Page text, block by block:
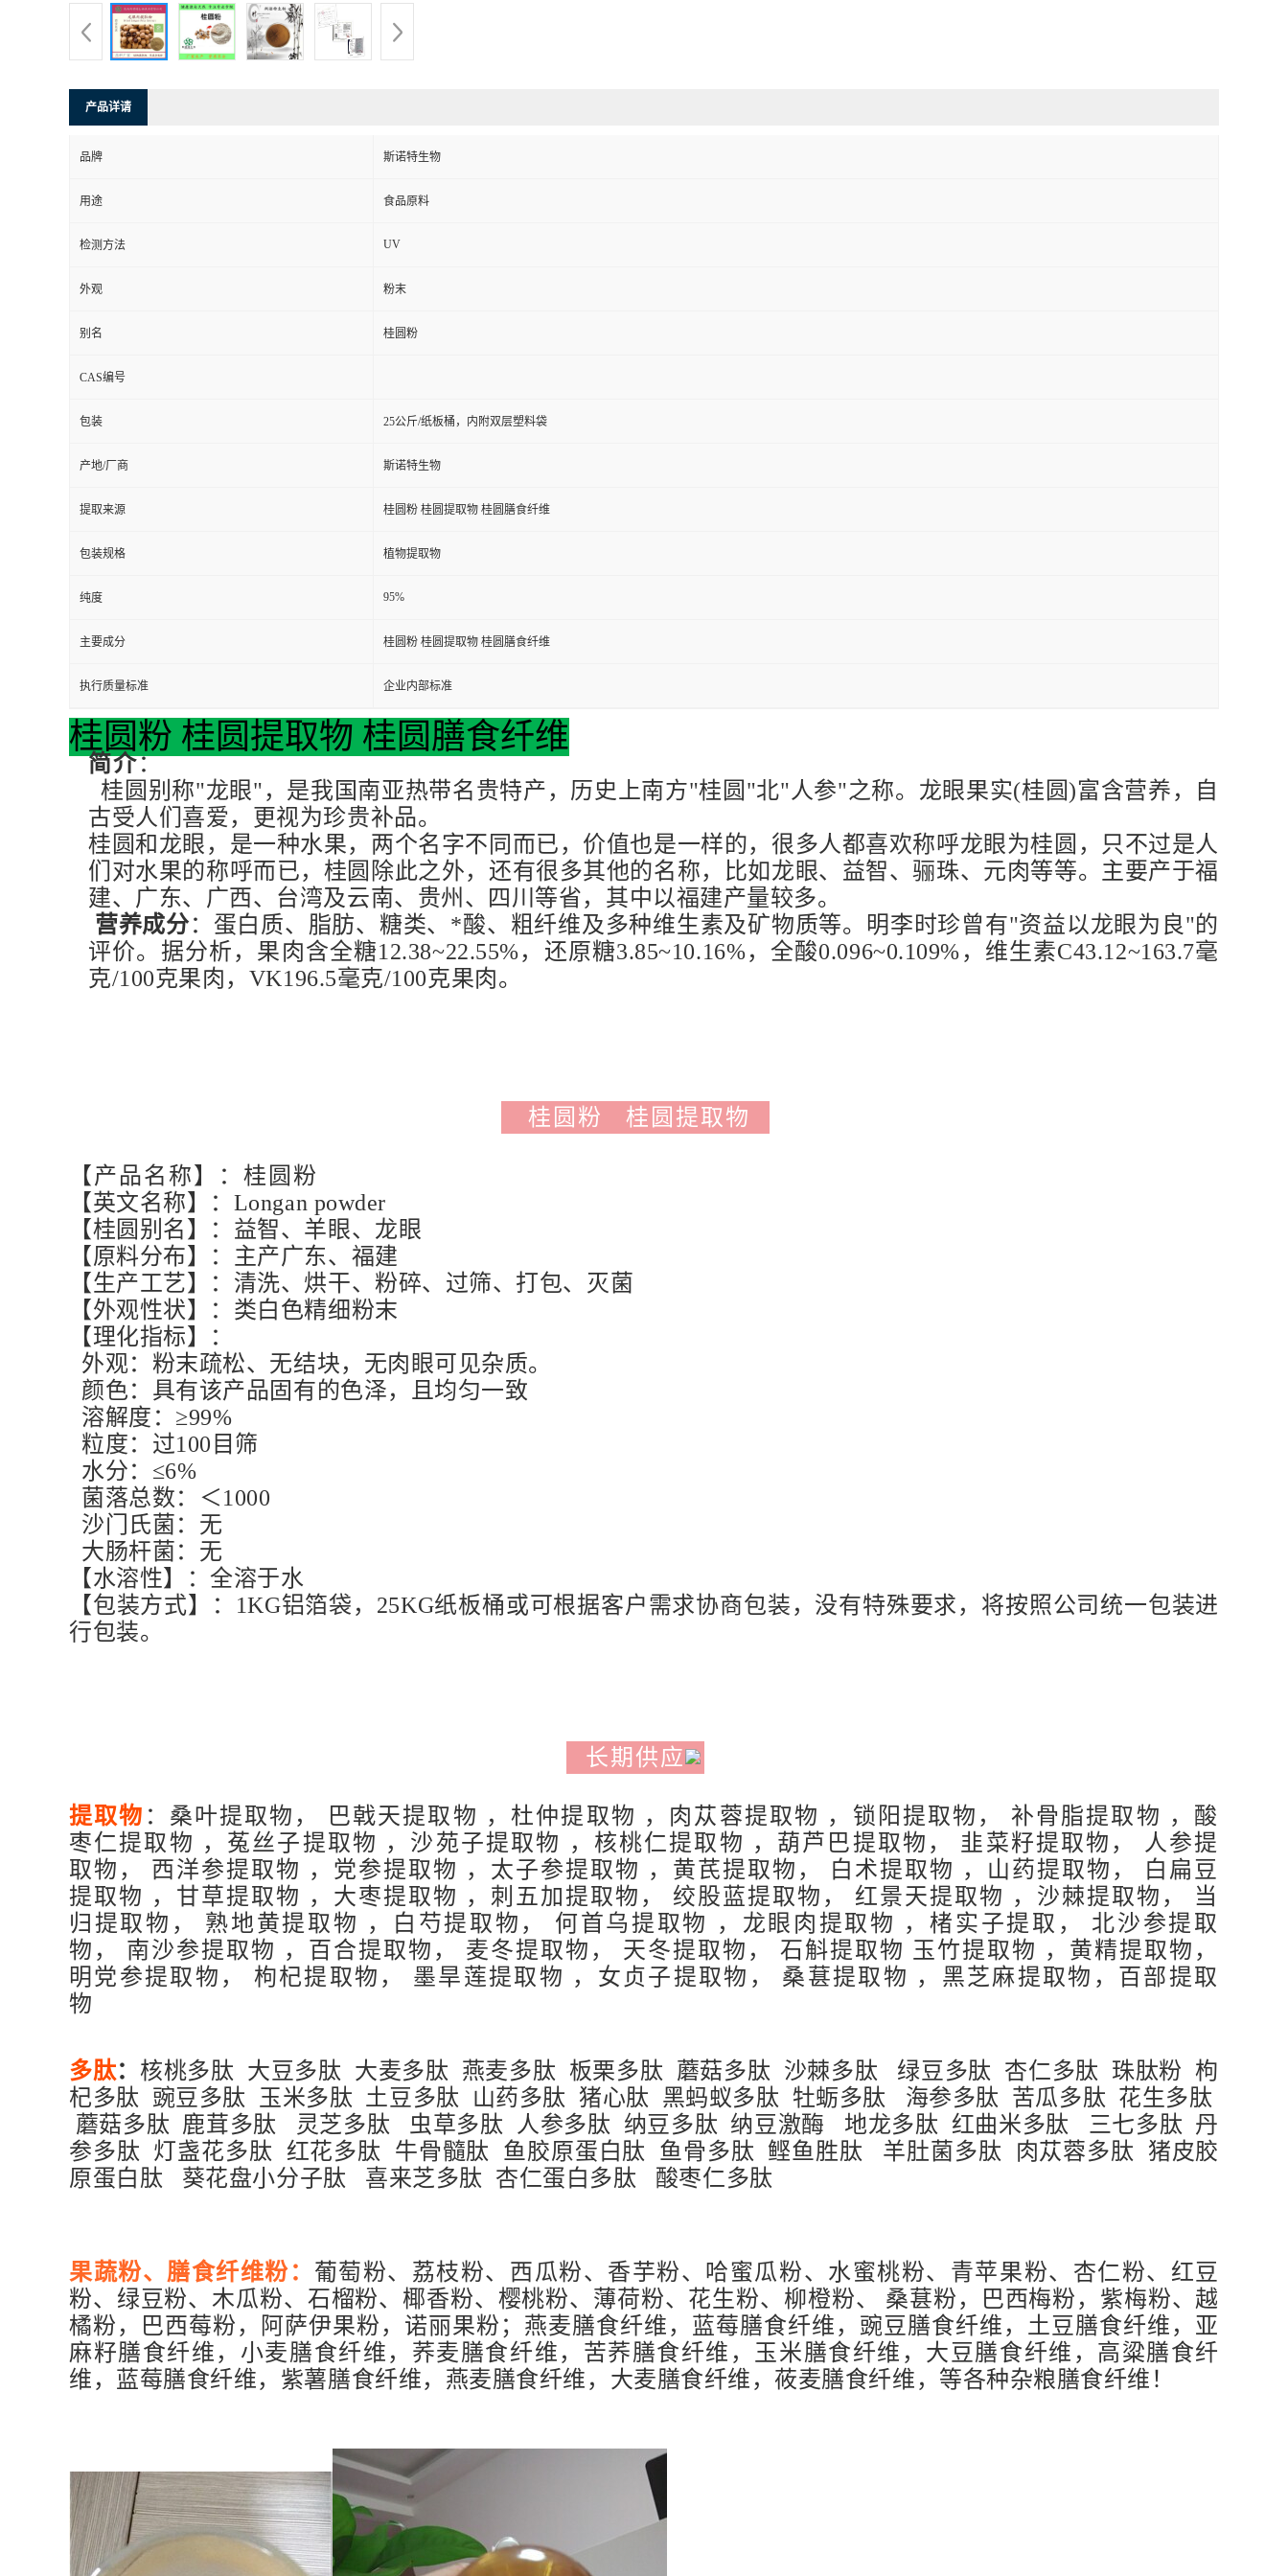
产品详请
品牌 斯诺特生物
用途 食品原料
检测方法 UV
外观 粉末
别名 桂圆粉
CAS编号
包装 25公斤/纸板桶，内附双层塑料袋
产地/厂商 斯诺特生物
提取来源 桂圆粉 桂圆提取物 桂圆膳食纤维
包装规格 植物提取物
纯度 95%
主要成分 桂圆粉 桂圆提取物 桂圆膳食纤维
执行质量标准 企业内部标准
桂圆粉 桂圆提取物 桂圆膳食纤维
简介：
桂圆别称"龙眼"，是我国南亚热带名贵特产，历史上南方"桂圆"北"人参"之称。龙眼果实(桂圆)富含营养，自
古受人们喜爱，更视为珍贵补品。
桂圆和龙眼，是一种水果，两个名字不同而已，价值也是一样的，很多人都喜欢称呼龙眼为桂圆，只不过是人
们对水果的称呼而已，桂圆除此之外，还有很多其他的名称，比如龙眼、益智、骊珠、元肉等等。主要产于福
建、广东、广西、台湾及云南、贵州、四川等省，其中以福建产量较多。
营养成分：蛋白质、脂肪、糖类、*酸、粗纤维及多种维生素及矿物质等。明李时珍曾有"资益以龙眼为良"的
评价。据分析，果肉含全糖12.38~22.55%，还原糖3.85~10.16%，全酸0.096~0.109%，维生素C43.12~163.7毫
克/100克果肉，VK196.5毫克/100克果肉。
桂圆粉 桂圆提取物
【产品名称】：桂圆粉
【英文名称】：Longan powder
【桂圆别名】：益智、羊眼、龙眼
【原料分布】：主产广东、福建
【生产工艺】：清洗、烘干、粉碎、过筛、打包、灭菌
【外观性状】：类白色精细粉末
【理化指标】：
外观：粉末疏松、无结块，无肉眼可见杂质。
颜色：具有该产品固有的色泽，且均匀一致
溶解度：≥99%
粒度：过100目筛
水分：≤6%
菌落总数：＜1000
沙门氏菌：无
大肠杆菌：无
【水溶性】：全溶于水
【包装方式】：1KG铝箔袋，25KG纸板桶或可根据客户需求协商包装，没有特殊要求，将按照公司统一包装进
行包装。
长期供应
提取物 ：桑叶提取物， 巴戟天提取物 ，杜仲提取物 ，肉苁蓉提取物 ，锁阳提取物， 补骨脂提取物 ，酸
枣仁提取物 ，菟丝子提取物 ，沙苑子提取物 ，核桃仁提取物 ，葫芦巴提取物， 韭菜籽提取物， 人参提
取物， 西洋参提取物 ，党参提取物 ，太子参提取物 ，黄芪提取物， 白术提取物 ，山药提取物， 白扁豆
提取物 ，甘草提取物 ，大枣提取物 ，刺五加提取物， 绞股蓝提取物， 红景天提取物 ，沙棘提取物， 当
归提取物， 熟地黄提取物 ，白芍提取物， 何首乌提取物 ，龙眼肉提取物 ，楮实子提取， 北沙参提取
物， 南沙参提取物 ，百合提取物， 麦冬提取物， 天冬提取物， 石斛提取物 玉竹提取物 ，黄精提取物，
明党参提取物， 枸杞提取物， 墨旱莲提取物 ，女贞子提取物， 桑葚提取物 ，黑芝麻提取物，百部提取
物
多肽： 核桃多肽 大豆多肽 大麦多肽 燕麦多肽 板栗多肽 蘑菇多肽 沙棘多肽 绿豆多肽 杏仁多肽 珠肽粉 枸
杞多肽 豌豆多肽 玉米多肽 土豆多肽 山药多肽 猪心肽 黑蚂蚁多肽 牡蛎多肽 海参多肽 苦瓜多肽 花生多肽
蘑菇多肽 鹿茸多肽 灵芝多肽 虫草多肽 人参多肽 纳豆多肽 纳豆激酶 地龙多肽 红曲米多肽 三七多肽 丹
参多肽 灯盏花多肽 红花多肽 牛骨髓肽 鱼胶原蛋白肽 鱼骨多肽 鲣鱼胜肽 羊肚菌多肽 肉苁蓉多肽 猪皮胶
原蛋白肽 葵花盘小分子肽 喜来芝多肽 杏仁蛋白多肽 酸枣仁多肽
果蔬粉、膳食纤维粉： 葡萄粉、荔枝粉、西瓜粉、香芋粉、哈蜜瓜粉、水蜜桃粉、青苹果粉、杏仁粉、红豆
粉、绿豆粉、木瓜粉、石榴粉、椰香粉、樱桃粉、薄荷粉、花生粉、柳橙粉、 桑葚粉，巴西梅粉，紫梅粉、越
橘粉，巴西莓粉，阿萨伊果粉，诺丽果粉；燕麦膳食纤维，蓝莓膳食纤维，豌豆膳食纤维，土豆膳食纤维，亚
麻籽膳食纤维，小麦膳食纤维，荞麦膳食纤维，苦荞膳食纤维，玉米膳食纤维，大豆膳食纤维，高粱膳食纤
维，蓝莓膳食纤维，紫薯膳食纤维，燕麦膳食纤维，大麦膳食纤维，莜麦膳食纤维，等各种杂粮膳食纤维！